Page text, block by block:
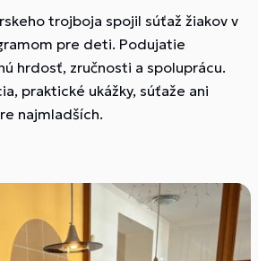
trojboja spojil súťaž žiakov v
pre deti. Podujatie
hrdosť, zručnosti a spoluprácu.
praktické ukážky, súťaže ani
najmladších.